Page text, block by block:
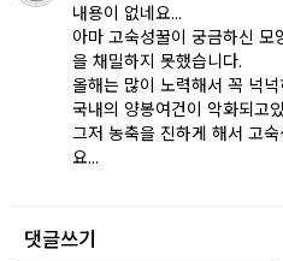
내용이 없네요...
아마 고숙성꿀이 궁금하신 모
을 채밀하지 못했습니다.
올해는 많이 노력해서 꼭 넉
국내의 양봉여건이 악화되고
그저 농축을 진하게 해서 고
요...
댓글쓰기